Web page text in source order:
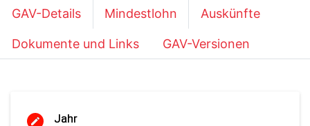
GAV-Details Mindestlohn Auskünfte
Dokumente und Links GAV-Versionen
Jahr